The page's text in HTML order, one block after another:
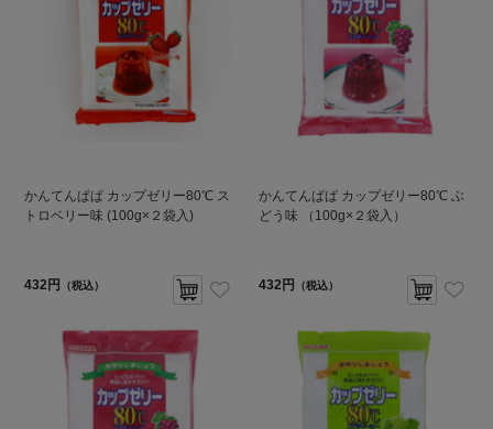
かんてんぱぱ カップゼリー80℃ ス
トロベリー味 (100g×２袋入)
432円 （税込）
かんてんぱぱ カップゼリー80℃ ぶ
どう味 （100g×２袋入）
432円 （税込）